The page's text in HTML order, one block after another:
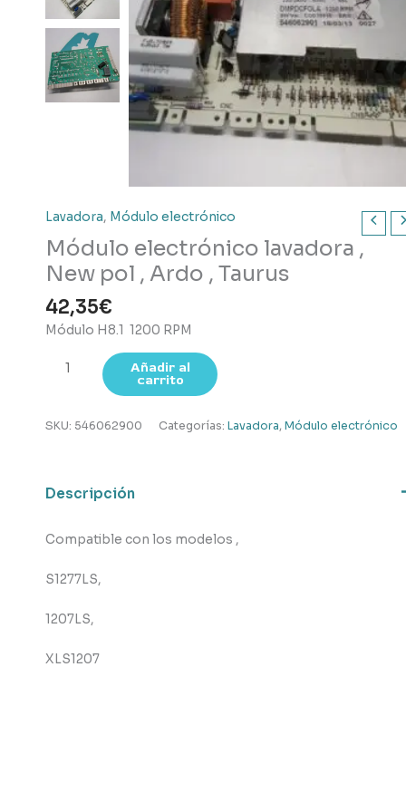
Lavadora, Módulo electrónico
Módulo electrónico lavadora ,
New pol , Ardo , Taurus
42,35€
Módulo H8.1 1200 RPM
Módulo
electrónico
,
Ardo
Taurus
Añadir al
carrito
SKU: 546062900 Categorías: Lavadora, Módulo electrónico
Descripción
Compatible con los modelos ,
S1277LS,
1207LS,
XLS1207